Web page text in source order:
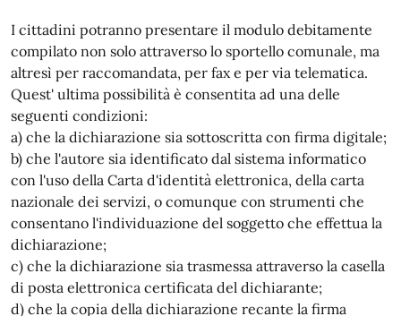
I cittadini potranno presentare il modulo debitamente
compilato non solo attraverso lo sportello comunale, ma
altresì per raccomandata, per fax e per via telematica.
Quest' ultima possibilità è consentita ad una delle
seguenti condizioni:
a) che la dichiarazione sia sottoscritta con firma digitale;
b) che l'autore sia identificato dal sistema informatico
con l'uso della Carta d'identità elettronica, della carta
nazionale dei servizi, o comunque con strumenti che
consentano l'individuazione del soggetto che effettua la
dichiarazione;
c) che la dichiarazione sia trasmessa attraverso la casella
di posta elettronica certificata del dichiarante;
d) che la copia della dichiarazione recante la firma